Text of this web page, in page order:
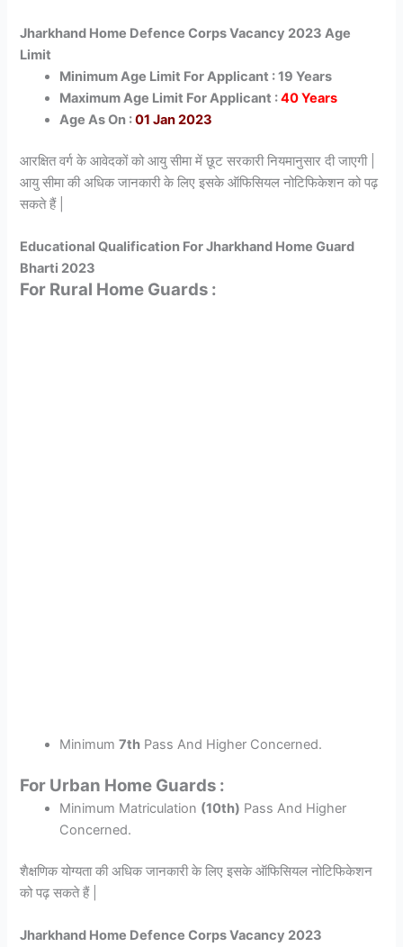
Jharkhand Home Defence Corps Vacancy 2023 Age
Limit
Minimum Age Limit For Applicant : 19 Years
Maximum Age Limit For Applicant :40 Years
Age As On :01 Jan 2023
आरक्षित वर्ग के आवेदकों को आयु सीमा में छूट सरकारी नियमानुसार दी जाएगी |
आयु सीमा की अधिक जानकारी के लिए इसके ऑफिसियल नोटिफिकेशन को पढ़
सकते हैं |
Educational Qualification For Jharkhand Home Guard
Bharti 2023
For Rural Home Guards :
Minimum7th Pass And Higher Concerned.
For Urban Home Guards :
Minimum Matriculation (10th) Pass And Higher
Concerned.
शैक्षणिक योग्यता की अधिक जानकारी के लिए इसके ऑफिसियल नोटिफिकेशन
को पढ़ सकते हैं |
Jharkhand Home Defence Corps Vacancy 2023